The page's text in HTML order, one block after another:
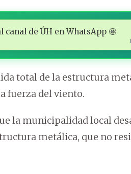
de ÚH en WhatsApp 🤩
total de la estructura
fuerza del viento.
la municipalidad local
metálica, que no